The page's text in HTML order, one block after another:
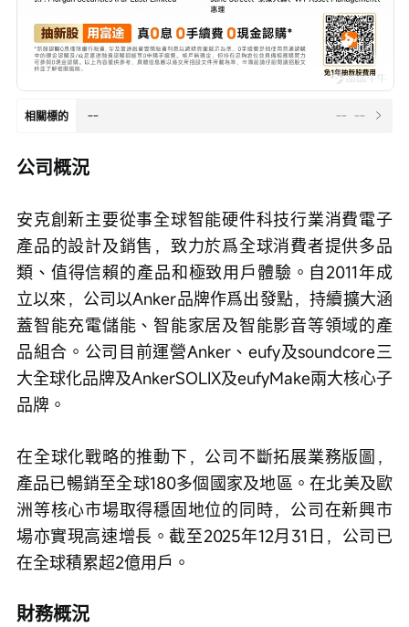
相關標的 -- -- --
公司概況
安克創新主要從事全球智能硬件科技行業消費電子
產品的設計及銷售，致力於爲全球消費者提供多品
類、值得信賴的產品和極致用戶體驗。自2011年成
立以來，公司以Anker品牌作爲出發點，持續擴大涵
蓋智能充電儲能、智能家居及智能影音等領域的產
品組合。公司目前運營Anker、eufy及soundcore三
大全球化品牌及AnkerSOLIX及eufyMake兩大核心子
品牌。
在全球化戰略的推動下，公司不斷拓展業務版圖，
產品已暢銷至全球180多個國家及地區。在北美及歐
洲等核心市場取得穩固地位的同時，公司在新興市
場亦實現高速增長。截至2025年12月31日，公司已
在全球積累超2億用戶。
財務概況